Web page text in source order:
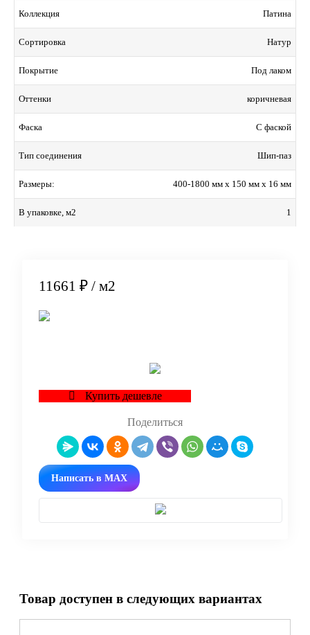
Коллекция Патина
Сортировка Натур
Покрытие Под лаком
Оттенки коричневая
Фаска С фаской
Тип соединения Шип-паз
Размеры: 400-1800 мм x 150 мм x 16 мм
В упаковке, м2 1
11661 ₽ / м2
Купить дешевле
Поделиться
Написать в MAX
Товар доступен в следующих вариантах